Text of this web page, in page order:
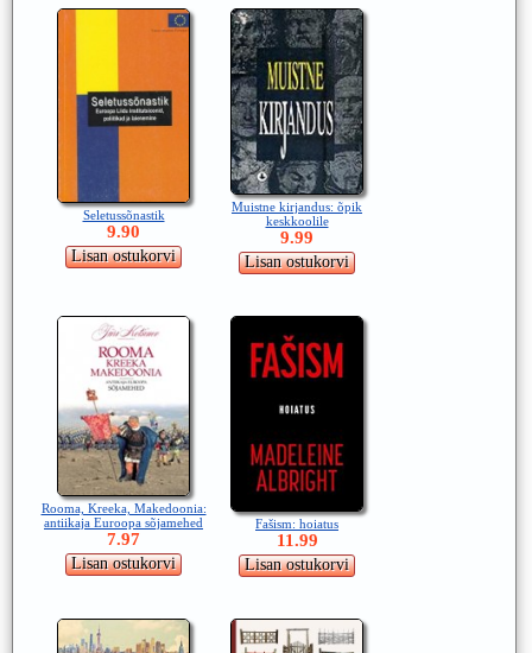
Seletussõnastik
9.90
Muistne kirjandus: õpik
keskkoolile
9.99
Rooma, Kreeka, Makedoonia:
antiikaja Euroopa sõjamehed
7.97
Fašism: hoiatus
11.99